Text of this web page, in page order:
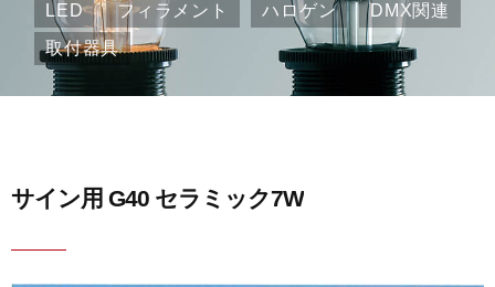
LED フィラメント ハロゲン
DMX関連
取付器具
サイン用 G40 セラミック7W